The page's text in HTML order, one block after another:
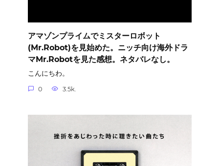
アマゾンプライムでミスターロボット
(Mr.Robot)を見始めた。ニッチ向け海外ドラ
マMr.Robotを見た感想。ネタバレなし。
こんにちわ。
0 3.5k.